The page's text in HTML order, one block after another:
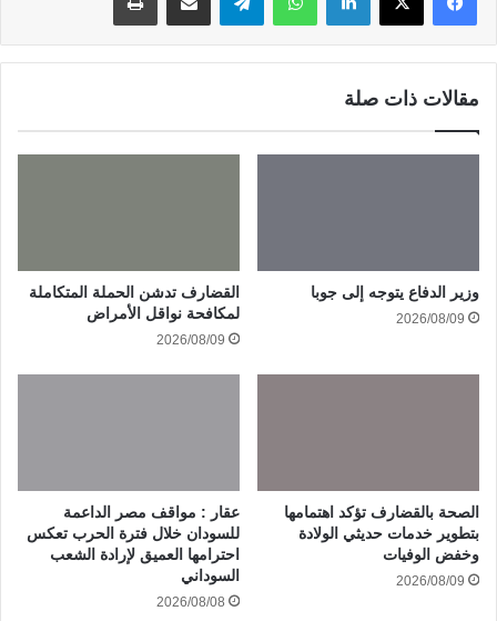
مقالات ذات صلة
وزير الدفاع يتوجه إلى جوبا
2026/08/09
القضارف تدشن الحملة المتكاملة
لمكافحة نواقل الأمراض
2026/08/09
الصحة بالقضارف تؤكد اهتمامها
بتطوير خدمات حديثي الولادة
وخفض الوفيات
2026/08/09
عقار : مواقف مصر الداعمة
للسودان خلال فترة الحرب تعكس
احترامها العميق لإرادة الشعب
السوداني
2026/08/08